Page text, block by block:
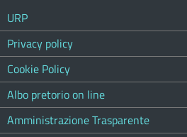
URP
Privacy policy
Cookie Policy
Albo pretorio on line
Amministrazione Trasparente